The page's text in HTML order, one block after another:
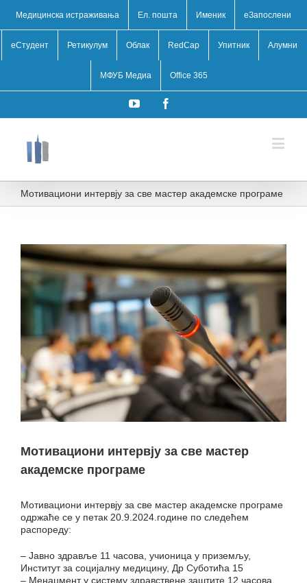
Медицинска истраживања Ел. пошта Именик eЗапослени
еСтудент Ретикулум Облак RedCap Упитник Алумни
МФУБ Медиа Office 365
YouTube
Мотивациони интервју за све мастер академске програме
View
Larger
Image
Мотивациони интервју за све мастер
академске програме
Мотивациони интервју за све мастер академске програме
одржаће се у петак 20.9.2024.године по следећем
распореду:
– Јавно здравље 11 часова, учионица у приземљу,
Институт за социјалну медицину, Др Суботића 15
– Менаџмент у систему здравствене заштите 12 часова,